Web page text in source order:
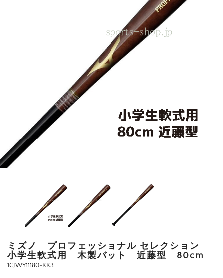
ミズノ プロフェッショナル セレクション
小学生軟式用 木製バット 近藤型 80cm
1CJWY11180-KK3